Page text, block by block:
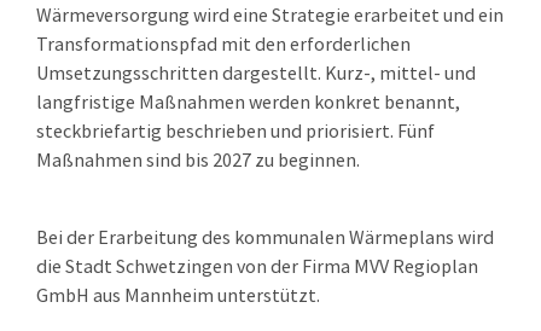
Wärmeversorgung wird eine Strategie erarbeitet und ein
Transformationspfad mit den erforderlichen
Umsetzungsschritten dargestellt. Kurz-, mittel- und
langfristige Maßnahmen werden konkret benannt,
steckbriefartig beschrieben und priorisiert. Fünf
Maßnahmen sind bis 2027 zu beginnen.
Bei der Erarbeitung des kommunalen Wärmeplans wird
die Stadt Schwetzingen von der Firma MVV Regioplan
GmbH aus Mannheim unterstützt.